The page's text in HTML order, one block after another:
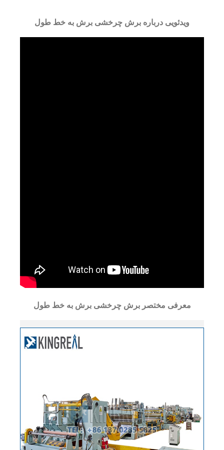
ویدئویی درباره برش چرخشی برش به خط طول
معرفی مختصر برش چرخشی برش به خط طول